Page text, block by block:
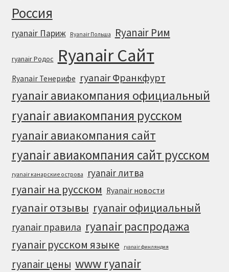
Россия
ryanair Париж Ryanair Польша Ryanair Рим
ryanair Родос Ryanair Сайт
Ryanair Тенерифе ryanair Франкфурт
ryanair авиакомпания официальный
ryanair авиакомпания русском
ryanair авиакомпания сайт
ryanair авиакомпания сайт русском
ryanair канарские острова ryanair литва
ryanair на русском Ryanair новости
ryanair отзывы ryanair официальный
ryanair правила ryanair распродажа
ryanair русском языке ryanair финляндия
ryanair цены www ryanair